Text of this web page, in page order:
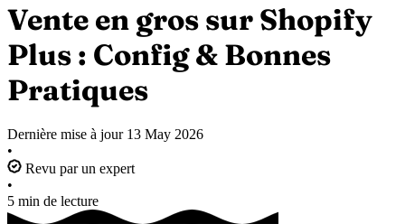
Vente en gros sur Shopify
Plus : Config & Bonnes
Pratiques
Dernière mise à jour 13 May 2026
•
Revu par un expert
•
5 min de lecture